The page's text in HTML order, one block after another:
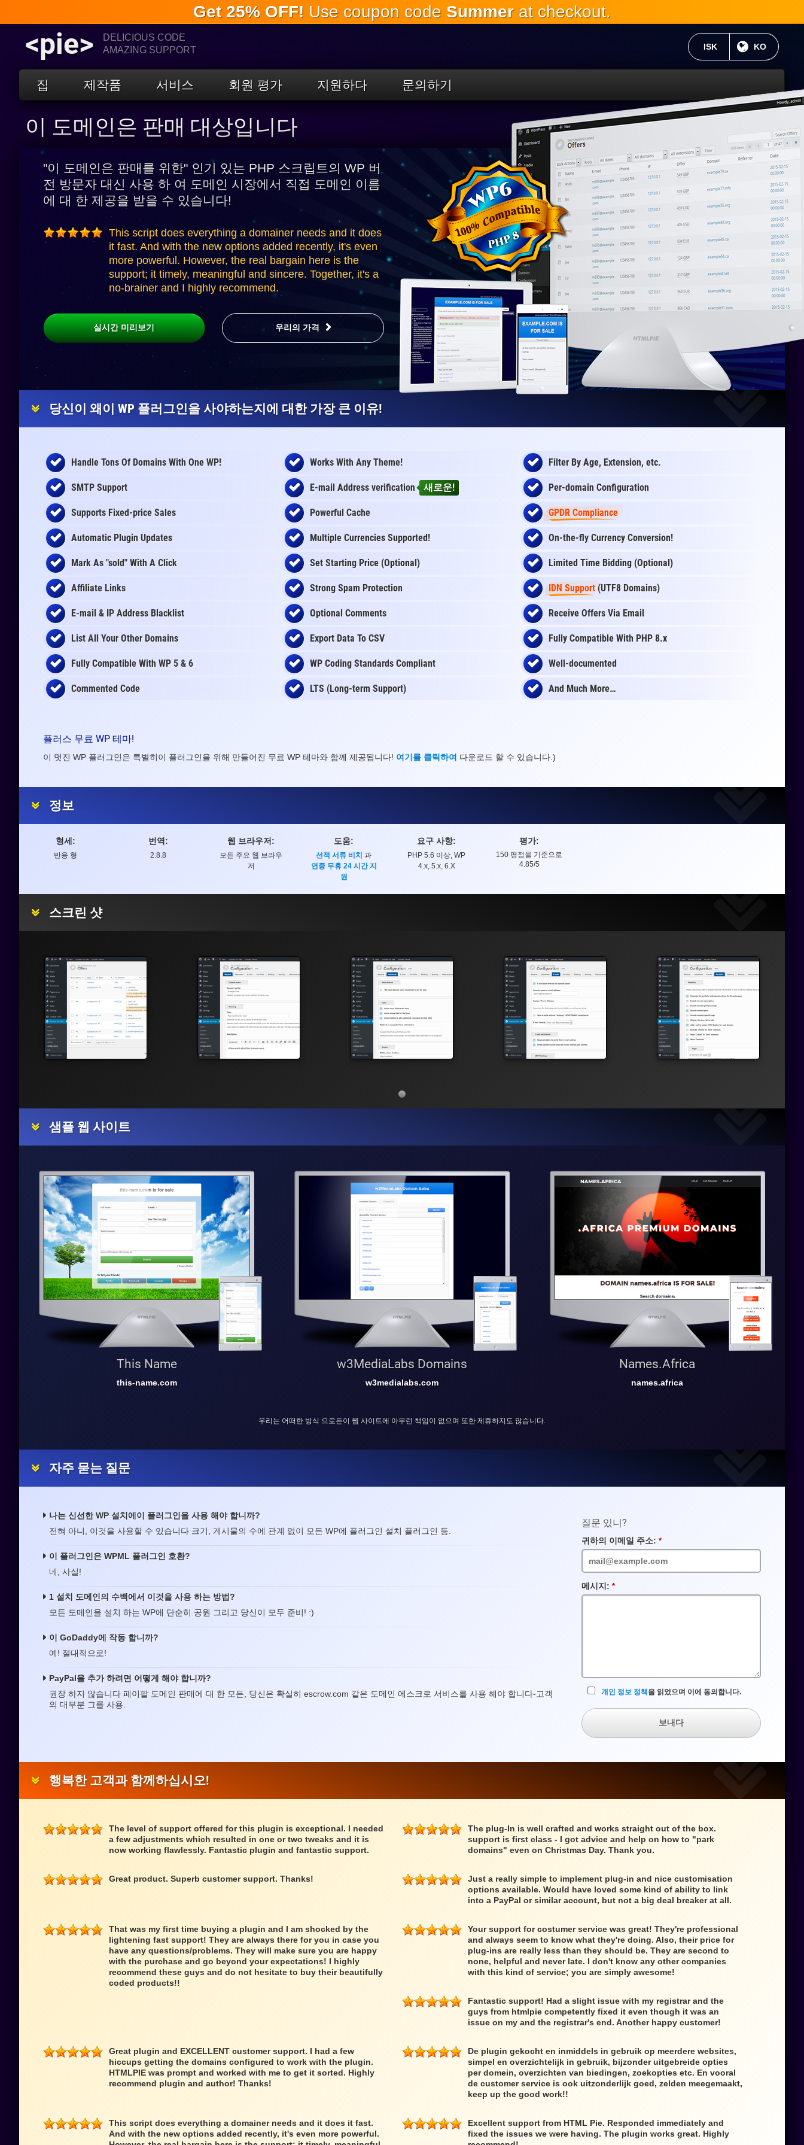
주
요
Get 25% OFF! Use coupon code Summerat checkout.
<pie>
DELICIOUS CODE
AMAZING SUPPORT
현재 언어 :
KO
현재 통화:
ISK
집 제작품 서비스 회원 평가 지원하다 문의하기
이 도메인은 판매 대상입니다
WP
6와
"이 도메인은 판매를 위한" 인기 있는 PHP 스크립트의 WP 버
전 방문자 대신 사용 하 여 도메인 시장에서 직접 도메인 이름
에 대 한 제공을 받을 수 있습니다!
This script does everything a domainer needs and it does
it fast. And with the new options added recently, it's even
more powerful. However, the real bargain here is the
support; it timely, meaningful and sincere. Together, it's a
no-brainer and I highly recommend.
실시간 미리보기 우리의 가격
당신이 왜이 WP 플러그인을 사야하는지에 대한 가장 큰 이유!
Handle Tons Of Domains With One WP! Works With Any Theme! Filter By Age, Extension, etc.
SMTP Support E-mail Address verification 새로운! Per-domain Configuration
Supports Fixed-price Sales Powerful Cache GPDR Compliance
Automatic Plugin Updates Multiple Currencies Supported! On-the-fly Currency Conversion!
Mark As "sold" With A Click Set Starting Price (Optional) Limited Time Bidding (Optional)
Affiliate Links Strong Spam Protection IDN Support (UTF8 Domains)
E-mail & IP Address Blacklist Optional Comments Receive Offers Via Email
List All Your Other Domains Export Data To CSV Fully Compatible With PHP 8.x
Fully Compatible With WP 5 & 6 WP Coding Standards Compliant Well-documented
Commented Code LTS (Long-term Support) And Much More…
플러스 무료 WP 테마!
이 멋진 WP 플러그인은 특별히이 플러그인을 위해 만들어진 무료 WP 테마와 함께 제공됩니다! 여기를 클릭하여 다운로드 할 수 있습니다.)
정보
형세:
반응 형
번역:
2.8.8
웹 브라우저:
모든 주요 웹 브라우
저
도움:
선적 서류 비치 과
연중 무휴 24 시간 지
원
요구 사항:
PHP 5.6 이상, WP
4.x, 5.x, 6.X
평가:
150 평점을 기준으로
4.85/5
스크린 샷
샘플 웹 사이트
This Name
this-name.com
w3MediaLabs Domains
w3medialabs.com
Names.Africa
names.africa
우리는 어떠한 방식 으로든이 웹 사이트에 아무런 책임이 없으며 또한 제휴하지도 않습니다.
자주 묻는 질문
나는 신선한 WP 설치에이 플러그인을 사용 해야 합니까?
전혀 아니, 이것을 사용할 수 있습니다 크기, 게시물의 수에 관계 없이 모든 WP에 플러그인 설치 플러그인 등.
이 플러그인은 WPML 플러그인 호환?
네, 사실!
1 설치 도메인의 수백에서 이것을 사용 하는 방법?
모든 도메인을 설치 하는 WP에 단순히 공원 그리고 당신이 모두 준비! :)
이 GoDaddy에 작동 합니까?
예! 절대적으로!
PayPal을 추가 하려면 어떻게 해야 합니까?
권장 하지 않습니다 페이팔 도메인 판매에 대 한 모든, 당신은 확실히 escrow.com 같은 도메인 에스크로 서비스를 사용 해야 합니다-고객
의 대부분 그를 사용.
질문 있니?
귀하의 이메일 주소:
수
입
력
메시지:
수
개인 정보 정책을 읽었으며 이에 동의합니다.
보내다
행복한 고객과 함께하십시오!
The level of support offered for this plugin is exceptional. I needed
a few adjustments which resulted in one or two tweaks and it is
now working flawlessly. Fantastic plugin and fantastic support.
The plug-In is well crafted and works straight out of the box.
support is first class - I got advice and help on how to "park
domains" even on Christmas Day. Thank you.
Great product. Superb customer support. Thanks!
Just a really simple to implement plug-in and nice customisation
options available. Would have loved some kind of ability to link
into a PayPal or similar account, but not a big deal breaker at all.
That was my first time buying a plugin and I am shocked by the
lightening fast support! They are always there for you in case you
have any questions/problems. They will make sure you are happy
with the purchase and go beyond your expectations! I highly
recommend these guys and do not hesitate to buy their beautifully
coded products!!
Your support for costumer service was great! They're professional
and always seem to know what they're doing. Also, their price for
plug-ins are really less than they should be. They are second to
none, helpful and never late. I don't know any other companies
with this kind of service; you are simply awesome!
Fantastic support! Had a slight issue with my registrar and the
guys from htmlpie competently fixed it even though it was an
issue on my and the registrar's end. Another happy customer!
Great plugin and EXCELLENT customer support. I had a few
hiccups getting the domains configured to work with the plugin.
HTMLPIE was prompt and worked with me to get it sorted. Highly
recommend plugin and author! Thanks!
De plugin gekocht en inmiddels in gebruik op meerdere websites,
simpel en overzichtelijk in gebruik, bijzonder uitgebreide opties
per domein, overzichten van biedingen, zoekopties etc. En vooral
de customer service is ook uitzonderlijk goed, zelden meegemaakt,
keep up the good work!!
This script does everything a domainer needs and it does it fast.
And with the new options added recently, it's even more powerful.
Excellent support from HTML Pie. Responded immediately and
fixed the issues we were having. The plugin works great. Highly